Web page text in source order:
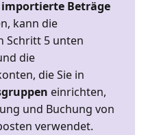
Beträge
kann die
Schritt 5 unten
die
die Sie in
einrichten,
und Buchung von
verwendet.